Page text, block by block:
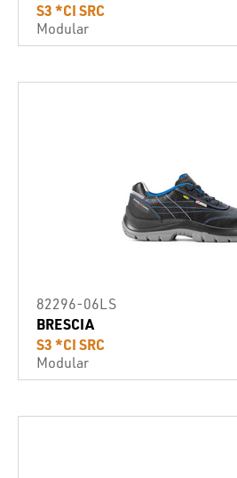
S3 *CI SRC
Modular
82296-06LS
BRESCIA
S3 *CI SRC
Modular